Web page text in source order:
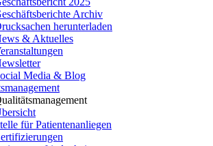
Archiv
herunterladen
& Aktuelles
Media & Blog
für Patientenanliegen